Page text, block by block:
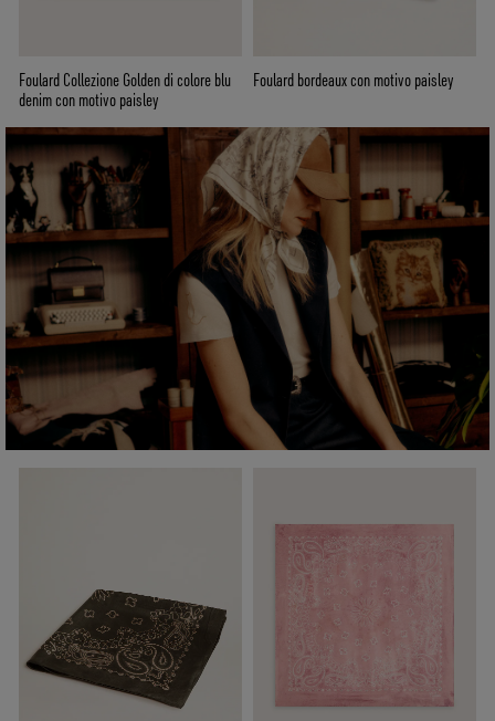
Foulard Collezione Golden di colore blu
denim con motivo paisley
Foulard bordeaux con motivo paisley